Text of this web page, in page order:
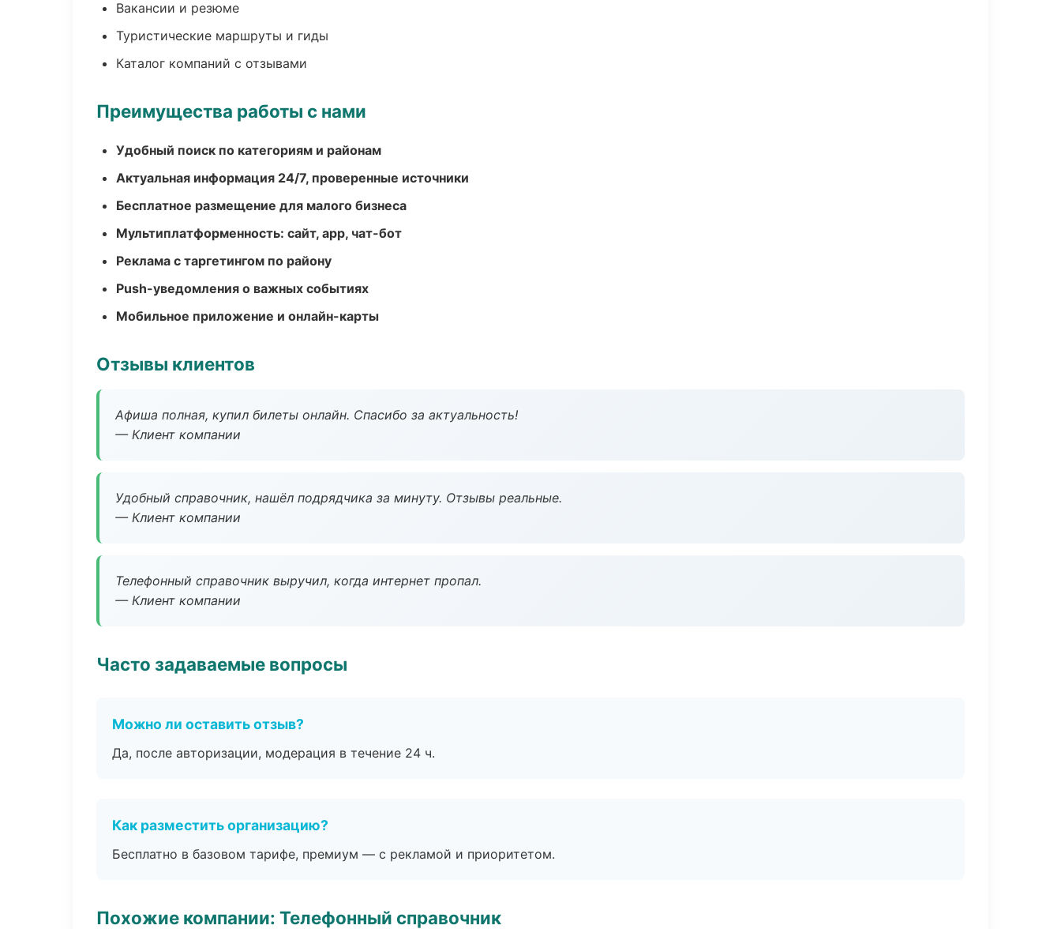
Вакансии и резюме
Туристические маршруты и гиды
Каталог компаний с отзывами
Преимущества работы с нами
Удобный поиск по категориям и районам
Актуальная информация 24/7, проверенные источники
Бесплатное размещение для малого бизнеса
Мультиплатформенность: сайт, app, чат-бот
Реклама с таргетингом по району
Push-уведомления о важных событиях
Мобильное приложение и онлайн-карты
Отзывы клиентов
Афиша полная, купил билеты онлайн. Спасибо за актуальность!
— Клиент компании
Удобный справочник, нашёл подрядчика за минуту. Отзывы реальные.
— Клиент компании
Телефонный справочник выручил, когда интернет пропал.
— Клиент компании
Часто задаваемые вопросы
Можно ли оставить отзыв?
Да, после авторизации, модерация в течение 24 ч.
Как разместить организацию?
Бесплатно в базовом тарифе, премиум — с рекламой и приоритетом.
Похожие компании: Телефонный справочник